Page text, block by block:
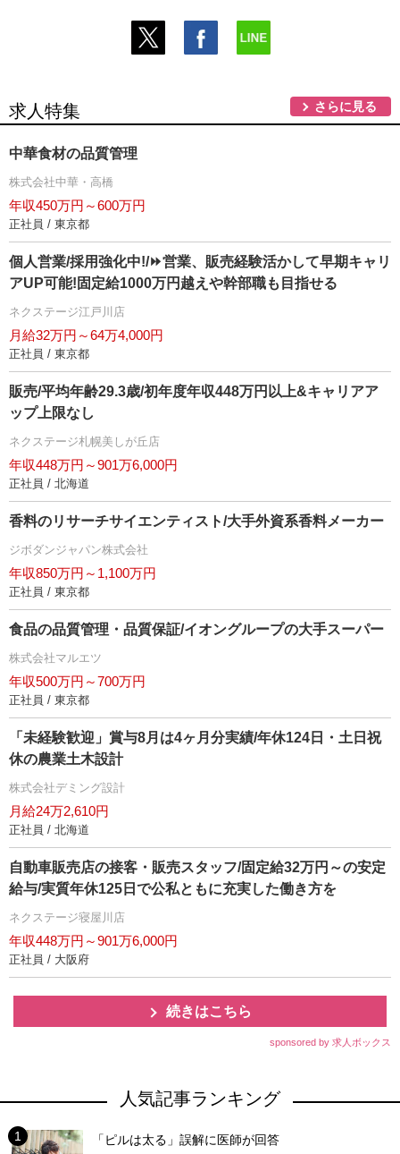
求人特集 さらに見る
中華食材の品質管理
株式会社中華・高橋
年収450万円～600万円
正社員 / 東京都
個人営業/採用強化中!/⏩️営業、販売経験活かして早期キャリ
アUP可能!固定給1000万円越えや幹部職も目指せる
ネクステージ江戸川店
月給32万円～64万4,000円
正社員 / 東京都
販売/平均年齢29.3歳/初年度年収448万円以上&キャリアア
ップ上限なし
ネクステージ札幌美しが丘店
年収448万円～901万6,000円
正社員 / 北海道
香料のリサーチサイエンティスト/大手外資系香料メーカー
ジボダンジャパン株式会社
年収850万円～1,100万円
正社員 / 東京都
食品の品質管理・品質保証/イオングループの大手スーパー
株式会社マルエツ
年収500万円～700万円
正社員 / 東京都
「未経験歓迎」賞与8月は4ヶ月分実績/年休124日・土日祝
休の農業土木設計
株式会社デミング設計
月給24万2,610円
正社員 / 北海道
自動車販売店の接客・販売スタッフ/固定給32万円～の安定
給与/実質年休125日で公私ともに充実した働き方を
ネクステージ寝屋川店
年収448万円～901万6,000円
正社員 / 大阪府
続きはこちら
sponsored by 求人ボックス
人気記事ランキング
「ピルは太る」誤解に医師が回答